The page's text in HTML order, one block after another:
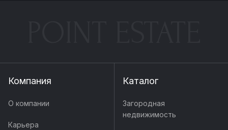
Компания
О компании
Карьера
Каталог
Загородная
недвижимость